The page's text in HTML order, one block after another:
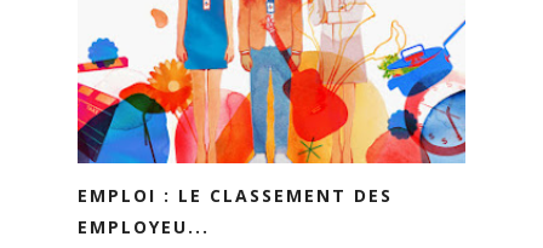
EMPLOI : LE CLASSEMENT DES
EMPLOYEU...